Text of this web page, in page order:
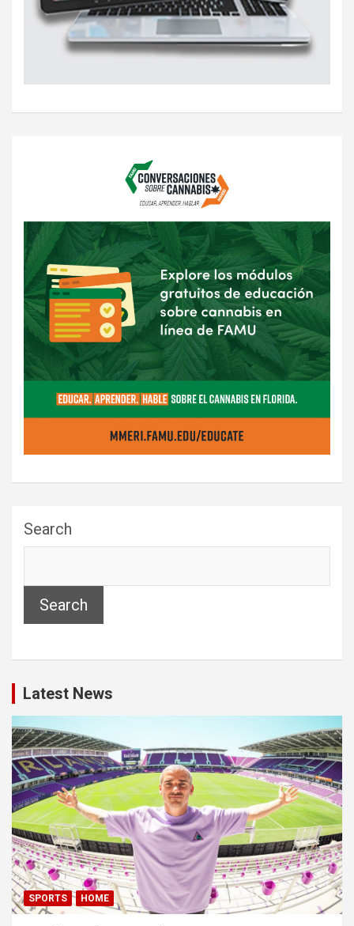
Search
Search
Latest News
SPORTS HOME